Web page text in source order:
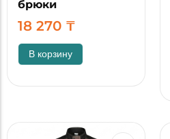
брюки
18 270 ₸
В корзину